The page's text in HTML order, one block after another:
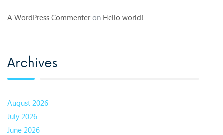
A WordPress Commenter on Hello world!
Archives
August 2026
July 2026
June 2026